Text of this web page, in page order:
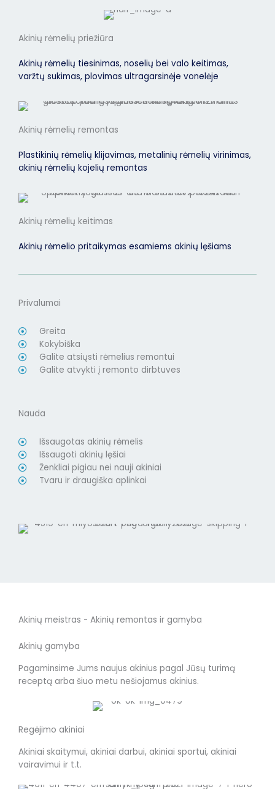
Akinių rėmelių priežiūra
Akinių rėmelių tiesinimas, noselių bei valo keitimas,
varžtų sukimas, plovimas ultragarsinėje vonelėje
Akinių rėmelių remontas
Plastikinių rėmelių klijavimas, metalinių rėmelių virinimas,
akinių rėmelių kojelių remontas
Akinių rėmelių keitimas
Akinių rėmelio pritaikymas esamiems akinių lęšiams
Privalumai
Greita
Kokybiška
Galite atsiųsti rėmelius remontui
Galite atvykti į remonto dirbtuves
Nauda
Išsaugotas akinių rėmelis
Išsaugoti akinių lęšiai
Ženkliai pigiau nei nauji akiniai
Tvaru ir draugiška aplinkai
Akinių meistras - Akinių remontas ir gamyba
Akinių gamyba
Pagaminsime Jums naujus akinius pagal Jūsų turimą
receptą arba šiuo metu nešiojamus akinius.
Regėjimo akiniai
Akiniai skaitymui, akiniai darbui, akiniai sportui, akiniai
vairavimui ir t.t.